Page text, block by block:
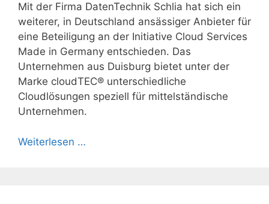
Mit der Firma DatenTechnik Schlia hat sich ein
weiterer, in Deutschland ansässiger Anbieter für
eine Beteiligung an der Initiative Cloud Services
Made in Germany entschieden. Das
Unternehmen aus Duisburg bietet unter der
Marke cloudTEC® unterschiedliche
Cloudlösungen speziell für mittelständische
Unternehmen.
Weiterlesen …